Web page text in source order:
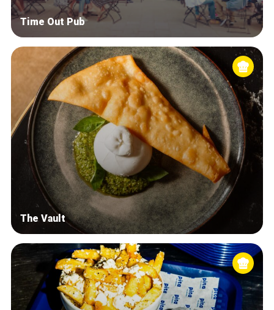
Time Out Pub
The Vault